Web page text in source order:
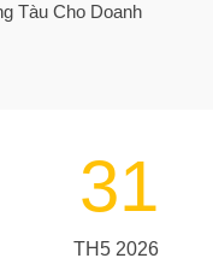
Tàu Cho Doanh
31
TH5 2026